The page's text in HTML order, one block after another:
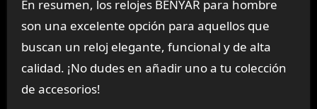
En resumen, los relojes BENYAR para hombre
son una excelente opción para aquellos que
buscan un reloj elegante, funcional y de alta
calidad. ¡No dudes en añadir uno a tu colección
de accesorios!